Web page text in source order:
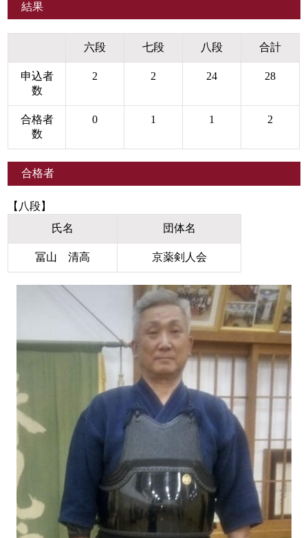
結果
六段 七段 八段 合計
申込者
数
2 2 24 28
合格者
数
0 1 1 2
合格者
【八段】
氏名
団体名
冨山 清高 京薬剣人会